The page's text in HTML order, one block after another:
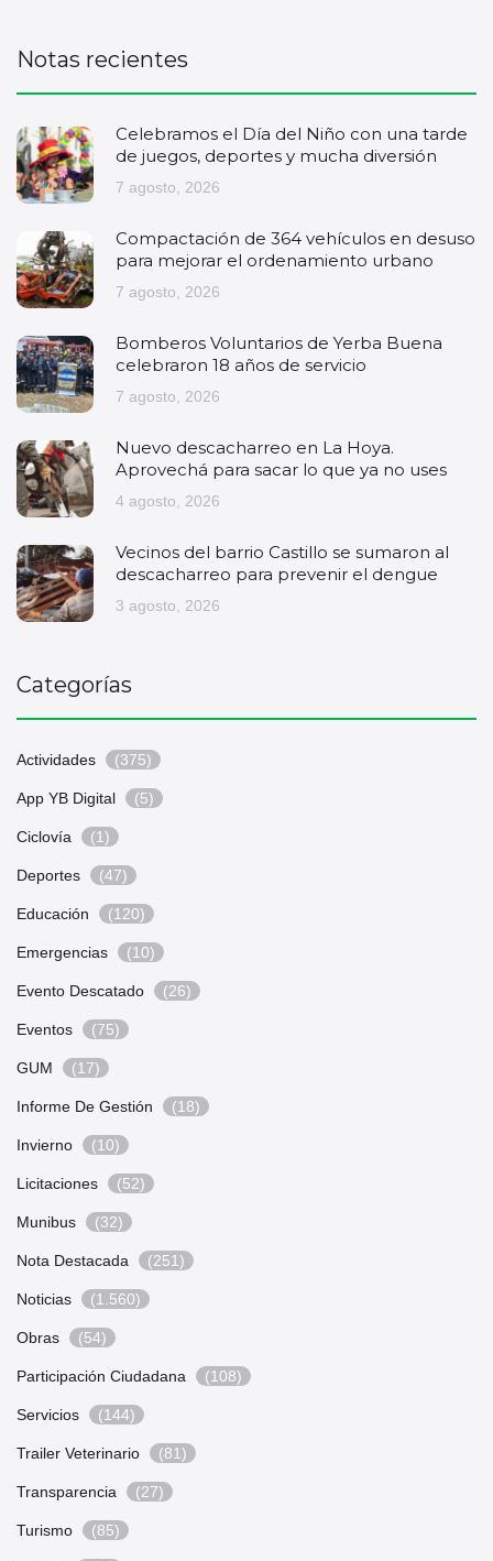
Notas recientes
Celebramos el Día del Niño con una tarde
de juegos, deportes y mucha diversión
7 agosto, 2026
Compactación de 364 vehículos en desuso
para mejorar el ordenamiento urbano
7 agosto, 2026
Bomberos Voluntarios de Yerba Buena
celebraron 18 años de servicio
7 agosto, 2026
Nuevo descacharreo en La Hoya.
Aprovechá para sacar lo que ya no uses
4 agosto, 2026
Vecinos del barrio Castillo se sumaron al
descacharreo para prevenir el dengue
3 agosto, 2026
Categorías
Actividades (375)
App YB Digital (5)
Ciclovía (1)
Deportes (47)
Educación (120)
Emergencias (10)
Evento Descatado (26)
Eventos (75)
GUM (17)
Informe De Gestión (18)
Invierno (10)
Licitaciones (52)
Munibus (32)
Nota Destacada (251)
Noticias (1.560)
Obras (54)
Participación Ciudadana (108)
Servicios (144)
Trailer Veterinario (81)
Transparencia (27)
Turismo (85)